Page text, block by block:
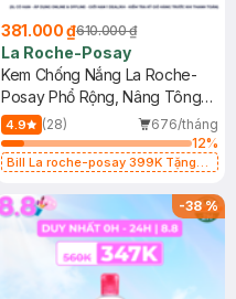
381.000 ₫610.000 ₫
La Roche-Posay
Kem Chống Nắng La Roche-
Posay Phổ Rộng, Nâng Tông
Kiềm Dầu 50ml
4.9 (28)
676/tháng
12%
Bill La roche-posay 399K Tặng
(SL có hạn)
-38%